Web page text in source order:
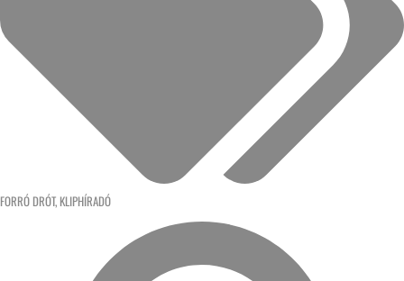
FORRÓ DRÓT, KLIPHÍRADÓ